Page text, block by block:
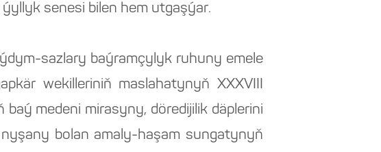
senesi bilen hem utgaşýar.
sazlary baýramçylyk ruhuny emele
wekilleriniň maslahatynyň XXXVIII
medeni mirasyny, döredijilik däplerini
bolan amaly-haşam sungatynyň